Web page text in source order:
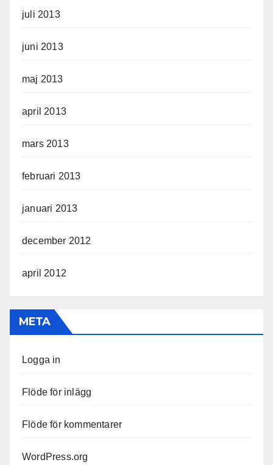
juli 2013
juni 2013
maj 2013
april 2013
mars 2013
februari 2013
januari 2013
december 2012
april 2012
META
Logga in
Flöde för inlägg
Flöde för kommentarer
WordPress.org